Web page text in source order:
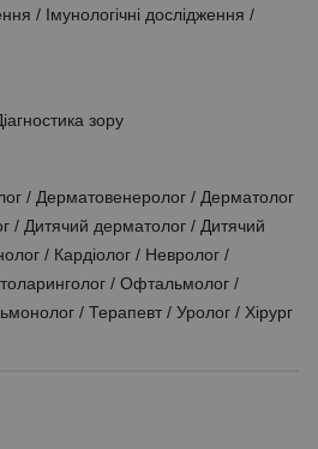
/ Імунологічні дослідження /
зору
/ Дерматовенеролог / Дерматолог
/ Дитячий дерматолог / Дитячий
/ Кардіолог / Невролог /
/ Офтальмолог /
/ Терапевт / Уролог / Хірург